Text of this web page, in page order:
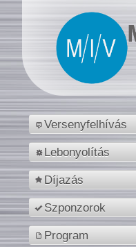
Versenyfelhívás
Lebonyolítás
Díjazás
Szponzorok
Program